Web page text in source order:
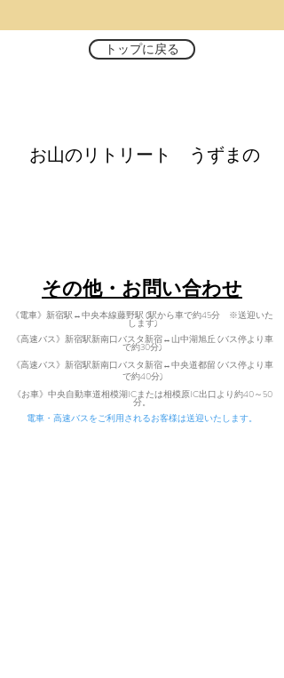
トップに戻る
​お山のリトリート うずまの
​その他・お問い合わせ
《電車》新宿駅↔中央本線藤野駅 (駅から車で約45分 ※送迎いた
します)
《高速バス》新宿駅新南口バスタ新宿↔山中湖旭丘 (バス停より車
で約30分)
《高速バス》新宿駅新南口バスタ新宿↔中央道都留 (バス停より車
で約40分)
《お車》中央自動車道相模湖ICまたは相模原IC出口より約40～50
分。
電車・高速バスをご利用されるお客様は送迎いたします。